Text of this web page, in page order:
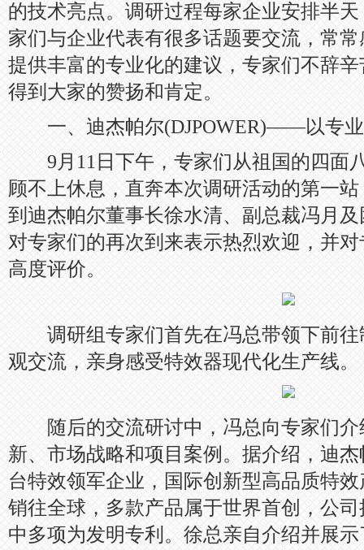
的技术亮点。调研过程每家企业安排半
家们与企业代表有很多话题要交流，常
提供丰富的专业化的建议，专家们不辞
得到大家的赞扬和肯定。
一、迪杰帕尔(DJPOWER)——以专业
9月11日下午，专家们从祖国的四面
顾不上休息，直奔本次调研活动的第一
到迪杰帕尔董事长徐水清、副总裁冯月
对专家们的再次到来表示热烈欢迎，并
高度评价。
调研组专家们首先在冯总带领下前往
观交流，亲身感受特效器现代化生产线。
随后的交流研讨中，冯总向专家们介
新、市场战略和项目案例。据介绍，迪
台特效领军企业，国际创新型高品质特
销往全球，多款产品属于世界首创，公
中多项为发明专利。徐总亲自介绍并展示